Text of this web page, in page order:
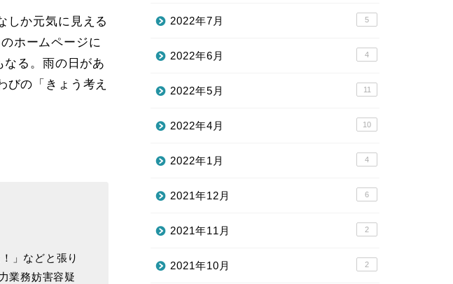
しか元気に見える
ホームページに
る。雨の日があ
びの 「きょう考え
」などと張り
業務妨害容疑
2022年7月 5
2022年6月 4
2022年5月 11
2022年4月 10
2022年1月 4
2021年12月 6
2021年11月 2
2021年10月 2